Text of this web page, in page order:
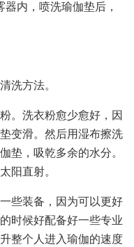
内，喷洗瑜伽垫后，
洗方法。
。洗衣粉愈少愈好，因
变滑。然后用湿布擦洗
垫，吸乾多余的水分。
阳直射。
些装备，因为可以更好
时候好配备好一些专业
整个人进入瑜伽的速度